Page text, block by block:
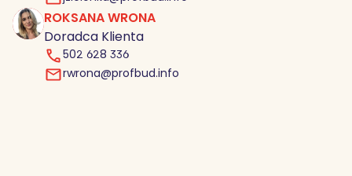
block.
text
inside
ROKSANA WRONA
Doradca Klienta
502 628 336
rwrona@profbud.info